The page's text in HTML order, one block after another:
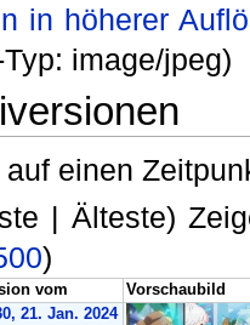
in höherer
image/jpeg)
einen
| Älteste)
)
vom
Vorschaubild
21. Jan. 2024